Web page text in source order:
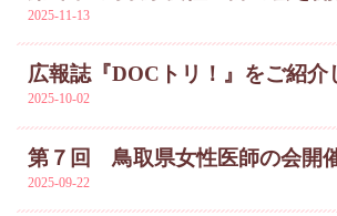
2025-11-13
広報誌『DOCトリ！』をご紹介
2025-10-02
第７回 鳥取県女性医師の会開
2025-09-22